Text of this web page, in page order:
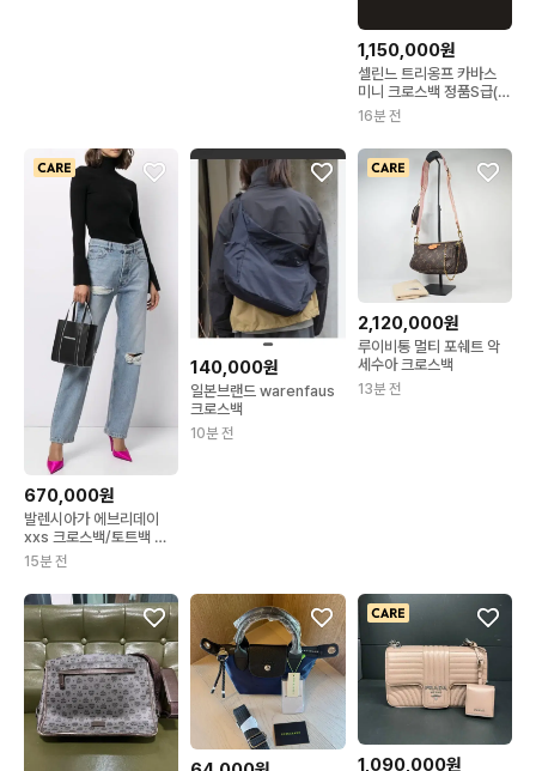
1,150,000원
셀린느 트리옹프 카바스
미니 크로스백 정품S급(감
정O)
16분 전
670,000원
발렌시아가 에브리데이
xxs 크로스백/토트백 정
품S급(감정서O)
15분 전
140,000원
일본브랜드 warenfaus
크로스백
10분 전
2,120,000원
루이비통 멀티 포쉐트 악
세수아 크로스백
13분 전
1,090,000원